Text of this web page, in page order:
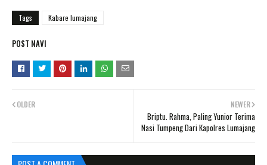
Tags Kabare lumajang
POST NAVI
NEWER
Briptu. Rahma, Paling Yunior Terima
Nasi Tumpeng Dari Kapolres Lumajang
OLDER